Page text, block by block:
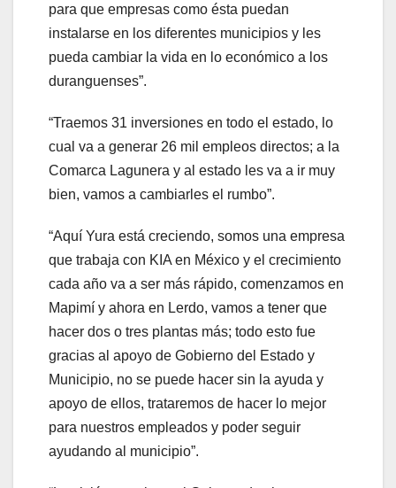
para que empresas como ésta puedan
instalarse en los diferentes municipios y les
pueda cambiar la vida en lo económico a los
duranguenses”.
“Traemos 31 inversiones en todo el estado, lo
cual va a generar 26 mil empleos directos; a la
Comarca Lagunera y al estado les va a ir muy
bien, vamos a cambiarles el rumbo”.
“Aquí Yura está creciendo, somos una empresa
que trabaja con KIA en México y el crecimiento
cada año va a ser más rápido, comenzamos en
Mapimí y ahora en Lerdo, vamos a tener que
hacer dos o tres plantas más; todo esto fue
gracias al apoyo de Gobierno del Estado y
Municipio, no se puede hacer sin la ayuda y
apoyo de ellos, trataremos de hacer lo mejor
para nuestros empleados y poder seguir
ayudando al municipio”.